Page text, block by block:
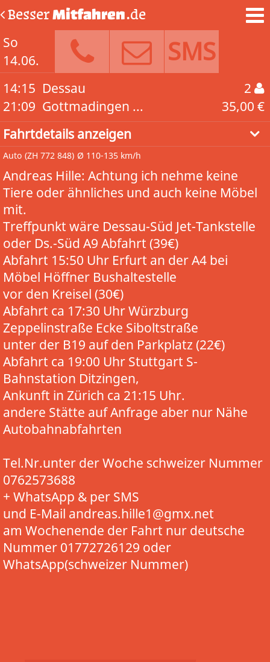
BesserMitfahren.de
So
14.06.
SMS
14:15
21:09
Dessau
Gottmadingen ...
2
35,00 €
Fahrtdetails anzeigen
Auto (ZH 772 848) Ø 110-135 km/h
Andreas Hille: Achtung ich nehme keine
Tiere oder ähnliches und auch keine Möbel
mit.
Treffpunkt wäre Dessau-Süd Jet-Tankstelle
oder Ds.-Süd A9 Abfahrt (39€)
Abfahrt 15:50 Uhr Erfurt an der A4 bei
Möbel Höffner Bushaltestelle
vor den Kreisel (30€)
Abfahrt ca 17:30 Uhr Würzburg
Zeppelinstraße Ecke Siboltstraße
unter der B19 auf den Parkplatz (22€)
Abfahrt ca 19:00 Uhr Stuttgart S-
Bahnstation Ditzingen,
Ankunft in Zürich ca 21:15 Uhr.
andere Stätte auf Anfrage aber nur Nähe
Autobahnabfahrten
Tel.Nr.unter der Woche schweizer Nummer
0762573688
+ WhatsApp & per SMS
und E-Mail andreas.hille1@gmx.net
am Wochenende der Fahrt nur deutsche
Nummer 01772726129 oder
WhatsApp(schweizer Nummer)